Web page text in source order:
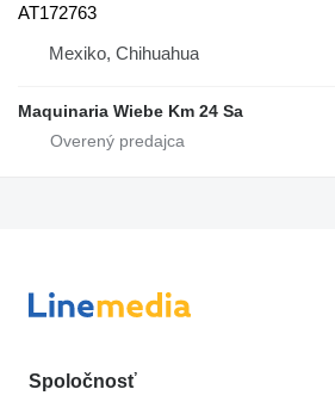
AT172763
Mexiko, Chihuahua
Maquinaria Wiebe Km 24 Sa
Spoločnosť